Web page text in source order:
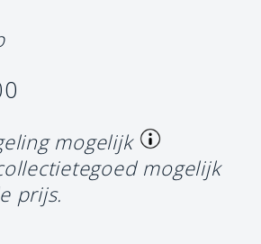
mogelijk
mogelijk
prijs.